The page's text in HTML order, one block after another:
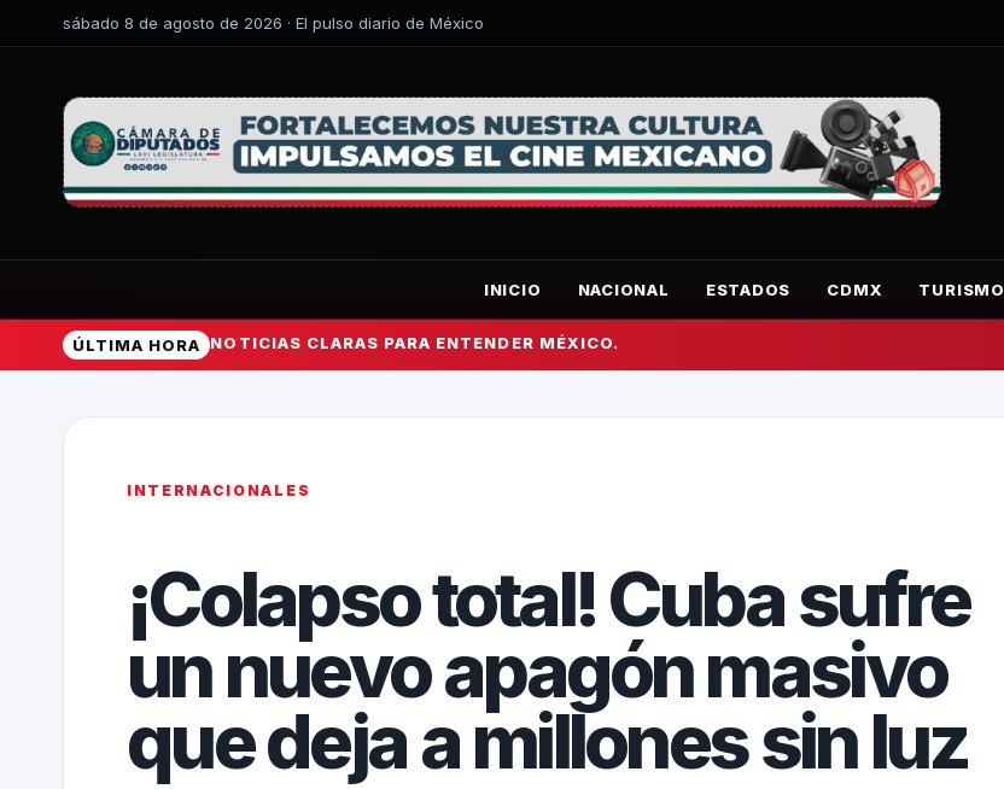
sábado 8 de agosto de 2026 · El pulso diario de México
INICIO NACIONAL ESTADOS CDMX TURISMO
ÚLTIMA HORA NOTICIAS CLARAS PARA ENTENDER MÉXICO.
INTERNACIONALES
¡Colapso total! Cuba sufre
un nuevo apagón masivo
que deja a millones sin luz